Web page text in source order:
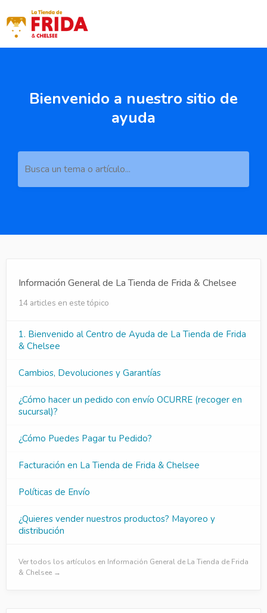
Bienvenido a nuestro sitio de
ayuda
Busca un tema o artículo...
Información General de La Tienda de Frida & Chelsee
14 articles en este tópico
1. Bienvenido al Centro de Ayuda de La Tienda de Frida
& Chelsee
Cambios, Devoluciones y Garantías
¿Cómo hacer un pedido con envío OCURRE (recoger en
sucursal)?
¿Cómo Puedes Pagar tu Pedido?
Facturación en La Tienda de Frida & Chelsee
Políticas de Envío
¿Quieres vender nuestros productos? Mayoreo y
distribución
Ver todos los artículos en Información General de La Tienda de Frida
& Chelsee →